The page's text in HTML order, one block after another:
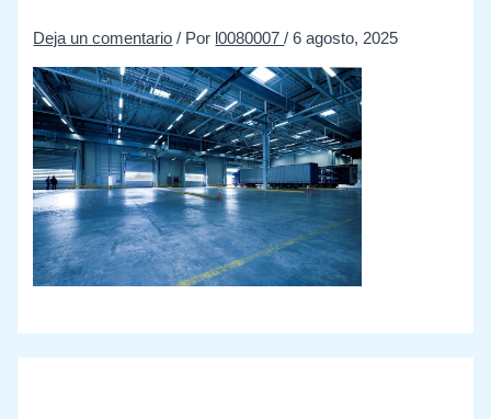
Deja un comentario / Por l0080007/6 agosto, 2025